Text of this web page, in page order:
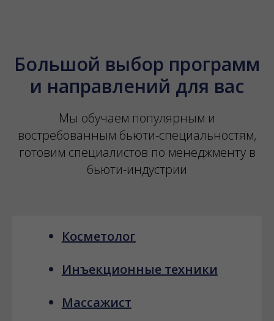
Большой выбор программ
и направлений для вас
Мы обучаем популярным и
востребованным бьюти-специальностям,
готовим специалистов по менеджменту в
бьюти-индустрии
Косметолог
Инъекционные техники
Массажист